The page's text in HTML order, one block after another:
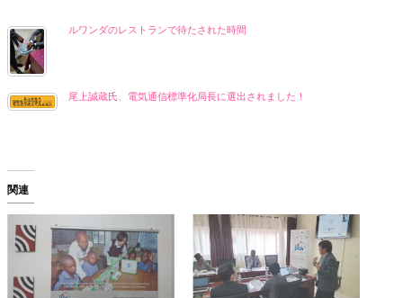
ルワンダのレストランで待たされた時間
尾上誠蔵氏、電気通信標準化局長に選出されました！
関連